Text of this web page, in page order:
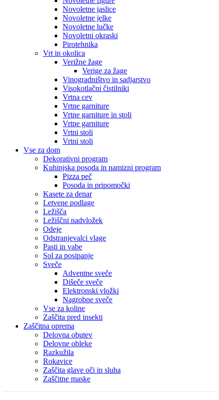
Novoletne jaslice
Novoletne jelke
Novoletne lučke
Novoletni okraski
Pirotehnika
Vrt in okolica
Verižne žage
Verige za žage
Vinogradništvo in sadjarstvo
Visokotlačni čistilniki
Vrtna cev
Vrtne garniture
Vrtne garniture in stoli
Vrtne garniture
Vrtni stoli
Vrtni stoli
Vse za dom
Dekorativni program
Kuhinjska posoda in namizni program
Pizza peč
Posoda in pripomočki
Kasete za denar
Letvene podlage
Ležišča
Ležiščni nadvložek
Odeje
Odstranjevalci vlage
Pasti in vabe
Sol za posipanje
Sveče
Adventne sveče
Dišeče sveče
Elektronski vložki
Nagrobne sveče
Vse za koline
Zaščita pred insekti
Zaščitna oprema
Delovna obutev
Delovne obleke
Razkužila
Rokavice
Zaščita glave oči in sluha
Zaščitne maske